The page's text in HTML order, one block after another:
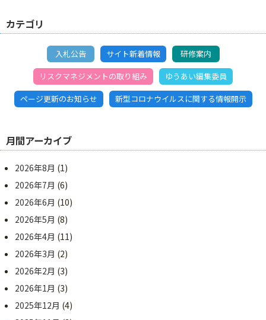
カテゴリ
入札公告 サイト新着情報
研修案内
リスクマネジメントの取り組み
ゆうあい編集委員
ページ更新のお知らせ
新型コロナウイルスに関する情報開示
月間アーカイブ
2026年8月 (1)
2026年7月 (6)
2026年6月 (10)
2026年5月 (8)
2026年4月 (11)
2026年3月 (2)
2026年2月 (3)
2026年1月 (3)
2025年12月 (4)